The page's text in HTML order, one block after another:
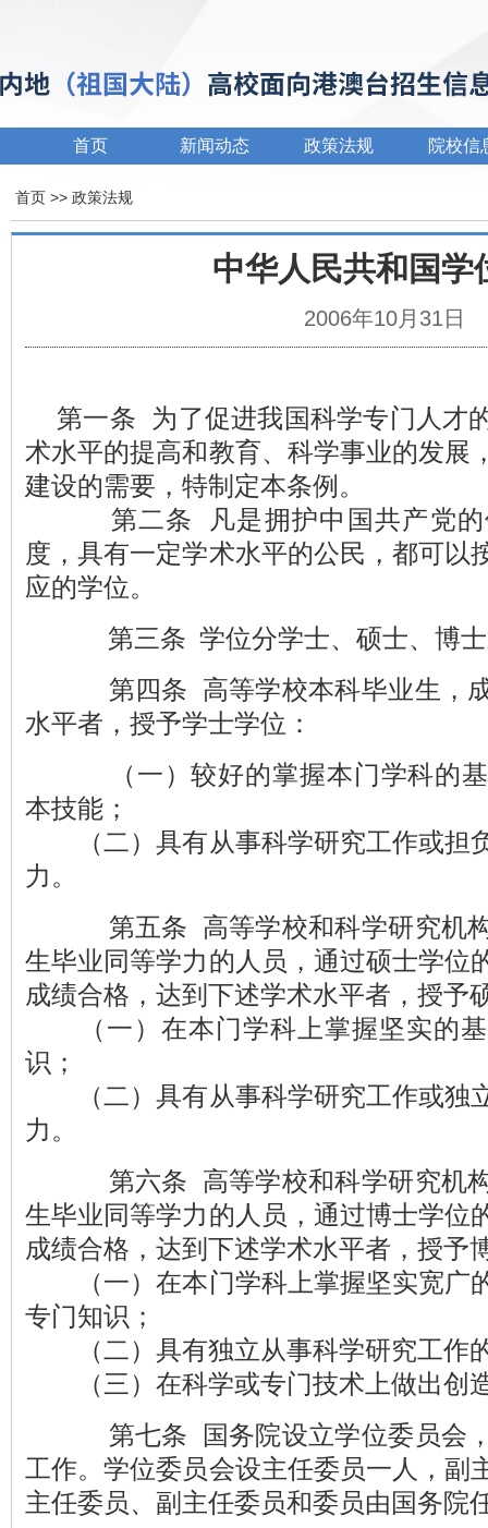
首页 新闻动态 政策法规 院校信
首页 >> 政策法规
中华人民共和国学
2006年10月31日
第一条 为了促进我国科学专门人才
术水平的提高和教育、科学事业的发展
建设的需要，特制定本条例。
第二条 凡是拥护中国共产党的
度，具有一定学术水平的公民，都可以
应的学位。
第三条 学位分学士、硕士、博士
第四条 高等学校本科毕业生，成
水平者，授予学士学位：
（一）较好的掌握本门学科的基
本技能；
（二）具有从事科学研究工作或担
力。
第五条 高等学校和科学研究机构
生毕业同等学力的人员，通过硕士学位
成绩合格，达到下述学术水平者，授予
（一）在本门学科上掌握坚实的基
识；
（二）具有从事科学研究工作或独
力。
第六条 高等学校和科学研究机构
生毕业同等学力的人员，通过博士学位
成绩合格，达到下述学术水平者，授予
（一）在本门学科上掌握坚实宽广
专门知识；
（二）具有独立从事科学研究工作
（三）在科学或专门技术上做出创
第七条 国务院设立学位委员会，
工作。学位委员会设主任委员一人，副
主任委员、副主任委员和委员由国务院